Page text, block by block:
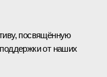
посвящённую
от наших